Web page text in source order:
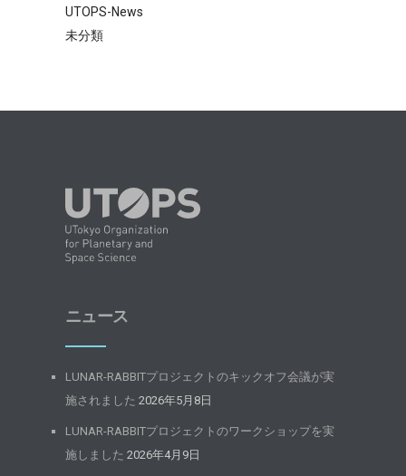
UTOPS-News
未分類
ニュース
LUNAR-RABBITプロジェクトのキックオフ会議が実
施されました 2026年5月8日
LUNAR-RABBITプロジェクトのワークショップを実
施しました 2026年4月9日